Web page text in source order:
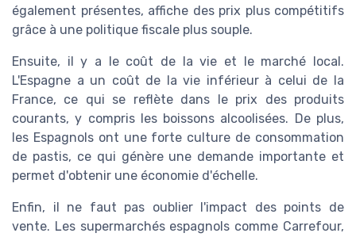
également présentes, affiche des prix plus compétitifs
grâce à une politique fiscale plus souple.
Ensuite, il y a le coût de la vie et le marché local.
L'Espagne a un coût de la vie inférieur à celui de la
France, ce qui se reflète dans le prix des produits
courants, y compris les boissons alcoolisées. De plus,
les Espagnols ont une forte culture de consommation
de pastis, ce qui génère une demande importante et
permet d'obtenir une économie d'échelle.
Enfin, il ne faut pas oublier l'impact des points de
vente. Les supermarchés espagnols comme Carrefour,